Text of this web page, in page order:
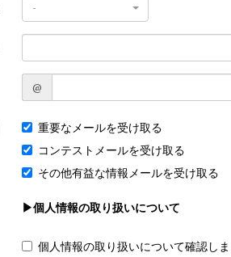
-
@
重要なメールを受け取る
コンテストメールを受け取る
その他有益な情報メールを受け取る
▶個人情報の取り扱いについて
個人情報の取り扱いについて確認し